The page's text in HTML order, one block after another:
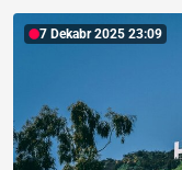
7 Dekabr 2025 23:09